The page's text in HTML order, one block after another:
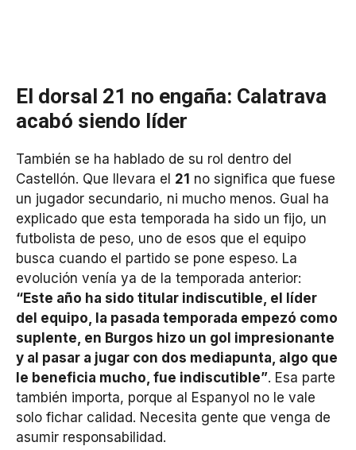
El dorsal 21 no engaña: Calatrava
acabó siendo líder
También se ha hablado de su rol dentro del
Castellón. Que llevara el 21 no significa que fuese
un jugador secundario, ni mucho menos. Gual ha
explicado que esta temporada ha sido un fijo, un
futbolista de peso, uno de esos que el equipo
busca cuando el partido se pone espeso. La
evolución venía ya de la temporada anterior:
“Este año ha sido titular indiscutible, el líder
del equipo, la pasada temporada empezó como
suplente, en Burgos hizo un gol impresionante
y al pasar a jugar con dos mediapunta, algo que
le beneficia mucho, fue indiscutible”. Esa parte
también importa, porque al Espanyol no le vale
solo fichar calidad. Necesita gente que venga de
asumir responsabilidad.